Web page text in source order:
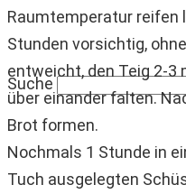
Suche
Raumtemperatur reifen
Stunden vorsichtig,
entweicht, den Teig 2-3
über einander falten.
Brot formen.
Nochmals 1 Stunde in
Tuch ausgelegten